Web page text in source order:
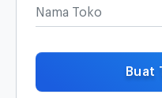
Nama Toko
Buat